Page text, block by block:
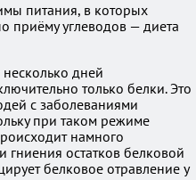
питания, в которых
приёму углеводов — диета
дней
только белки. Это
с заболеваниями
при таком режиме
намного
гниения остатков белковой
белковое отравление у